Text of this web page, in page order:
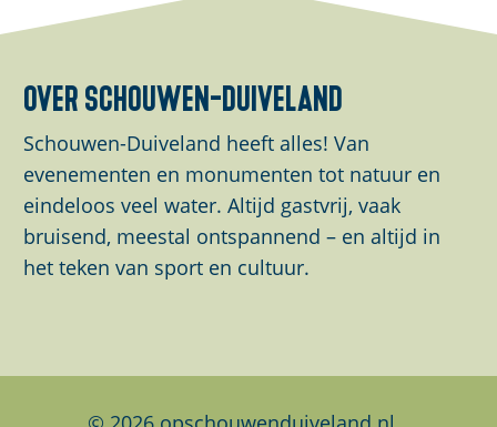
z
e
p
a
g
i
F
z
e
p
a
g
i
L
z
e
p
a
g
i
W
over schouwen-duiveland
Schouwen-Duiveland heeft alles! Van
evenementen en monumenten tot natuur en
eindeloos veel water. Altijd gastvrij, vaak
bruisend, meestal ontspannend – en altijd in
het teken van sport en cultuur.